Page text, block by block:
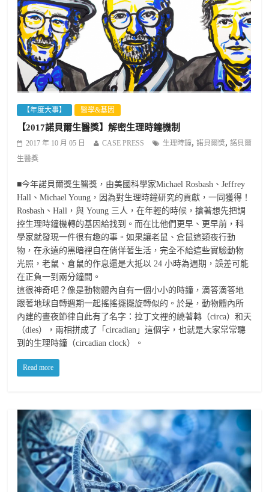
【年度大事】 醫學&基因
【2017諾貝爾生醫獎】解密生理時鐘機制
2017 年 10 月 05 日 CASE PRESS 生理時鐘,諾貝爾獎,諾貝爾
生醫獎
■今年諾貝爾獎生醫獎，由美國科學家Michael Rosbash、Jeffrey
Hall、Michael Young，因為對生理時鐘研究的貢獻，一同獲得！
Rosbash、Hall，與 Young 三人，在年輕的時候，搶著想先把調
控生理時鐘機轉的基因給找到。而在比他們更早、更早前，科
學家就發現一件很有趣的事。如果讓老鼠、倉鼠這類夜行動
物，在永遠的黑暗裡自在倘佯著生活，完全不給這些實驗動物
光照，老鼠、倉鼠的作息還是大抵以 24 小時為週期，誤差可能
在正負一到兩分鐘間。
這很神奇吧？像是動物體內自有一個小小的時鐘，滴答滴答地
跟著地球自轉週期一起搖搖擺擺旋轉似的。於是，動物體內所
內建的晝夜節律自此有了名字：拉丁文裡的繞著轉（circa）和天
（dies），兩相拼成了「circadian」這個字，也就是大家常常聽
到的生理時鐘（circadian clock）。
Read more